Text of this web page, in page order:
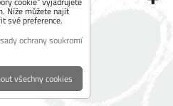
Níže můžete najít
své preference.
ochrany soukromí
všechny cookies